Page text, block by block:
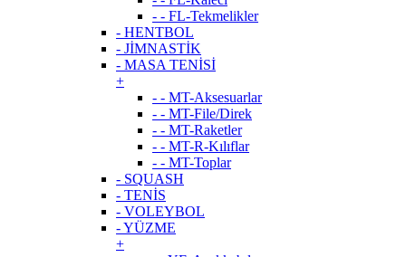
- - FL-Tekmelikler
- HENTBOL
- JİMNASTİK
- MASA TENİSİ
+
- - MT-Aksesuarlar
- - MT-File/Direk
- - MT-Raketler
- - MT-R-Kılıflar
- - MT-Toplar
- SQUASH
- TENİS
- VOLEYBOL
- YÜZME
+